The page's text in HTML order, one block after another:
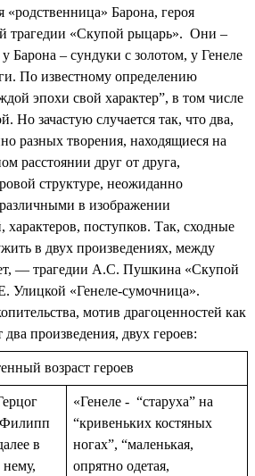
«родственница» Барона, героя
трагедии «Скупой рыцарь». Они –
Барона – сундуки с золотом, у Генеле
По известному определению
эпохи свой характер”, в том числе
Но зачастую случается так, что два,
разных творения, находящиеся на
расстоянии друг от друга,
структуре, неожиданно
в изображении
характеров, поступков. Так, сходные
в двух произведениях, между
— трагедии А.С. Пушкина «Скупой
Улицкой «Генеле-сумочница».
мотив драгоценностей как
произведения, двух героев:
возраст героев
Филипп
в
нему,
«Генеле - “старуха” на
“кривеньких костяных
ногах”, “маленькая,
опрятно одетая,